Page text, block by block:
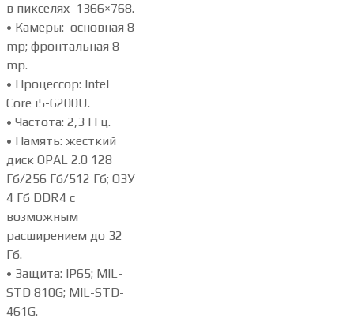
в пикселях 1366×768.
• Камеры: основная 8
mp; фронтальная 8
mp.
• Процессор: Intel
Core i5-6200U.
• Частота: 2,3 ГГц.
• Память: жёсткий
диск OPAL 2.0 128
Гб/256 Гб/512 Гб; ОЗУ
4 Гб DDR4 с
возможным
расширением до 32
Гб.
• Защита: IP65; MIL-
STD 810G; MIL-STD-
461G.